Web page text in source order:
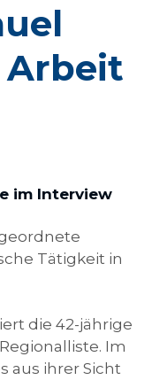
Arbeit
im Interview
Tätigkeit in
die 42-jährige
Im
aus ihrer Sicht